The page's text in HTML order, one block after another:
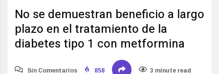
No se demuestran beneficio a largo
plazo en el tratamiento de la
diabetes tipo 1 con metformina
Sin Comentarios 858 3 minute read